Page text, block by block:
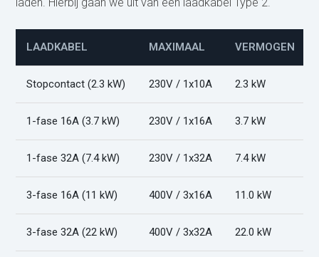
LAADKABEL MAXIMAAL VERMOGEN
Stopcontact (2.3 kW) 230V / 1x10A 2.3 kW
1-fase 16A (3.7 kW) 230V / 1x16A 3.7 kW
1-fase 32A (7.4 kW) 230V / 1x32A 7.4 kW
3-fase 16A (11 kW) 400V / 3x16A 11.0 kW
3-fase 32A (22 kW) 400V / 3x32A 22.0 kW